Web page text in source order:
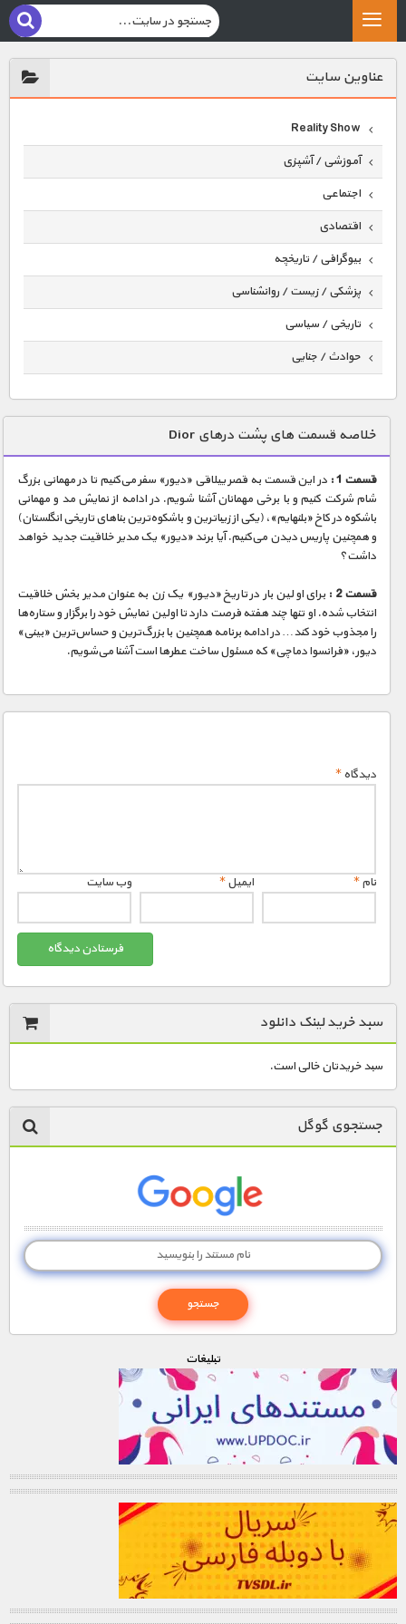
عناوين سايت
Reality Show
آموزشی / آشپزی
اجتماعی
اقتصادی
بیوگرافی / تاریخچه
پزشکی / زیست / روانشناسی
تاریخی / سیاسی
حوادث / جنایی
دنیای خوراکی ها
زمین شناسی / محیط زیست
سازه/ معماری/ مهندسی
سرگرمی
شناخت کودکان
طبیعت
علم و فناوری
فرهنگ / هنر
گردشگری
مسابقات / ورزشی
خلاصه قسمت های پشت درهای Dior
قسمت 1 :
در این قسمت به قصر ییلاقی «دیور» سفر می‌کنیم تا در مهمانی بزرگ
شام شرکت کنیم و با برخی مهمانان آشنا شویم. در ادامه از نمایش مد و مهمانی
باشکوه در کاخ «بلنهایم»، (یکی از زیباترین و باشکوه‌ترین بناهای تاریخی انگلستان)
و همچنین پاریس دیدن می‌کنیم. آیا برند «دیور» یک مدیر خلاقیت جدید خواهد
داشت؟
قسمت 2 :
برای اولین بار در تاریخ «دیور» یک زن به عنوان مدیر بخش خلاقیت
انتخاب شده. او تنها چند هفته فرصت دارد تا اولین نمایش خود را برگزار و ستاره‌ها
را مجذوب خود کند… در ادامه برنامه همچنین با بزرگ‌ترین و حساس‌ترین «بینی»
دیور، «فرانسوا دماچی» که مسئول ساخت عطرها است آشنا می‌شویم.
دیدگاه*
نام* ایمیل* وب‌ سایت
سبد خرید لینک دانلود
سبد خریدتان خالی است.
جستجوی گوگل
تبليغات